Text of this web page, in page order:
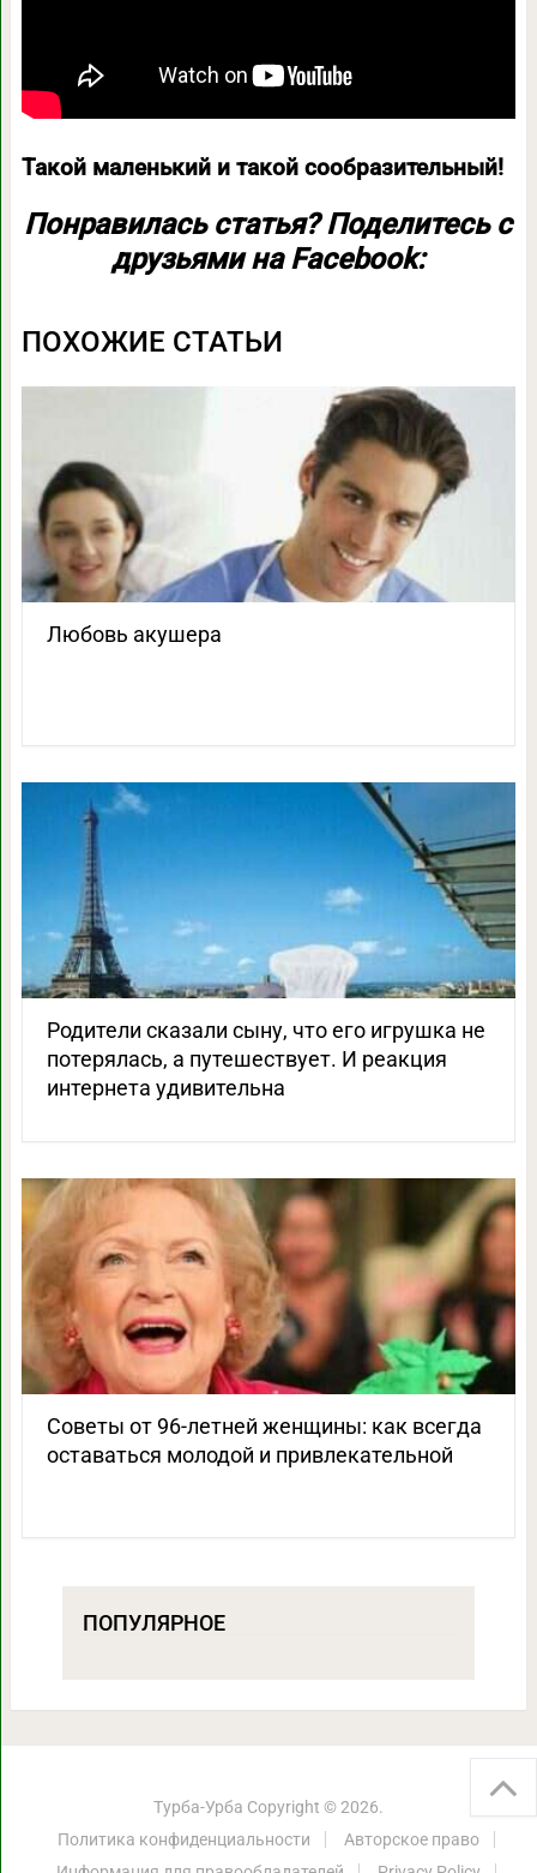
Такой маленький и такой сообразительный!
Понравилась статья? Поделитесь с
друзьями на Facebook:
ПОХОЖИЕ СТАТЬИ
Любовь акушера
Родители сказали сыну, что его игрушка не
потерялась, а путешествует. И реакция
интернета удивительна
Советы от 96-летней женщины: как всегда
оставаться молодой и привлекательной
ПОПУЛЯРНОЕ
Турба-Урба Copyright © 2026.
Политика конфиденциальности
Авторское право